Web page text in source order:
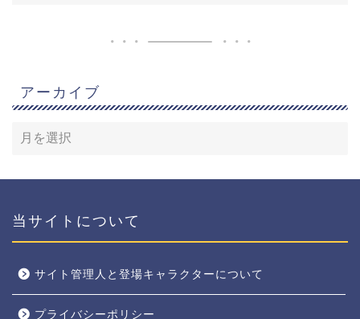
アーカイブ
当サイトについて
サイト管理人と登場キャラクターについて
プライバシーポリシー